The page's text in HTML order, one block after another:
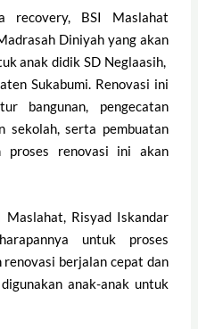
recovery, BSI Maslahat
Diniyah yang akan
anak didik SD Neglaasih,
Sukabumi. Renovasi ini
bangunan, pengecatan
sekolah, serta pembuatan
proses renovasi ini akan
Risyad Iskandar
untuk proses
renovasi berjalan cepat dan
anak-anak untuk